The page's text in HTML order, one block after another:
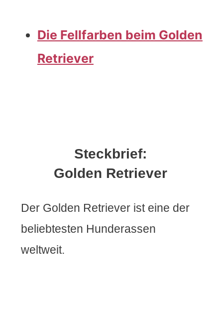
Die Fellfarben beim Golden
Retriever
Steckbrief:
Golden Retriever
Der Golden Retriever ist eine der
beliebtesten Hunderassen
weltweit.